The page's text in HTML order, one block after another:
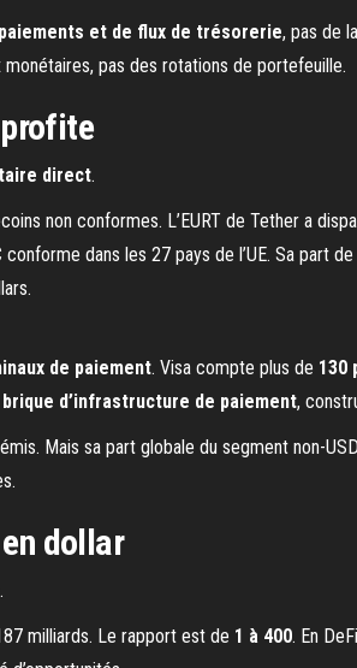
et de flux de trésorerie, pas de
pas des rotations de portefeuille.
direct.
non conformes. L’EURT de Tether a
conforme dans les 27 pays de l’UE. Sa part
de paiement. Visa compte plus de 130
brique d’infrastructure de paiement,
Mais sa part globale du segment non-
dollar
milliards. Le rapport est de 1 à 400. En